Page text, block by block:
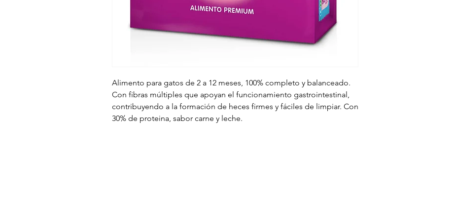
Alimento para gatos de 2 a 12 meses, 100% completo y balanceado.
Con fibras múltiples que apoyan el funcionamiento gastrointestinal,
contribuyendo a la formación de heces firmes y fáciles de limpiar. Con
30% de proteina, sabor carne y leche.